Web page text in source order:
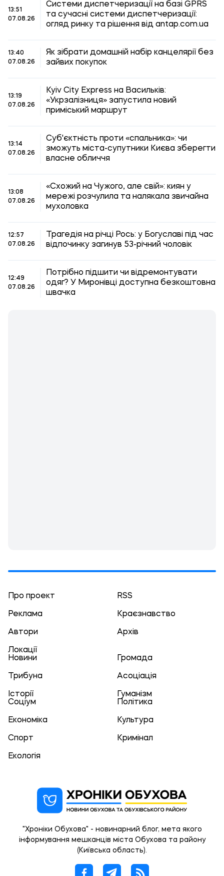
13:51
07.08.26
Системи диспетчеризації на базі GPRS
та сучасні системи диспетчеризації:
огляд ринку та рішення від antap.com.ua
13:40
07.08.26
Як зібрати домашній набір канцелярії без
зайвих покупок
13:19
07.08.26
Kyiv City Express на Васильків:
«Укрзалізниця» запустила новий
приміський маршрут
13:14
07.08.26
Суб'єктність проти «спальника»: чи
зможуть міста-супутники Києва зберегти
власне обличчя
13:08
07.08.26
«Схожий на Чужого, але свій»: киян у
мережі розчулила та налякала звичайна
мухоловка
12:57
07.08.26
Трагедія на річці Рось: у Богуславі під час
відпочинку загинув 53-річний чоловік
12:49
07.08.26
Потрібно підшити чи відремонтувати
одяг? У Миронівці доступна безкоштовна
швачка
Про проект RSS
Реклама Краєзнавство
Автори Архів
Локації
Новини
Громада
Трибуна Асоціація
Історії
Гуманізм
Соціум
Політика
Економіка Культура
Спорт Кримінал
Екологія
"Хроніки Обухова" - новинарний блог, мета якого
інформування мешканців міста Обухова та району
(Київська область).